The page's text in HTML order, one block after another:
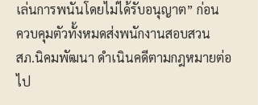
เล่นการพนันโดยไม่ได้รับอนุญาต” ก่อน
ควบคุมตัวทั้งหมดส่งพนักงานสอบสวน
สภ.นิคมพัฒนา ดำเนินคดีตามกฎหมายต่อ
ไป